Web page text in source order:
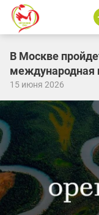
В Москве
международная
15 июня 2026